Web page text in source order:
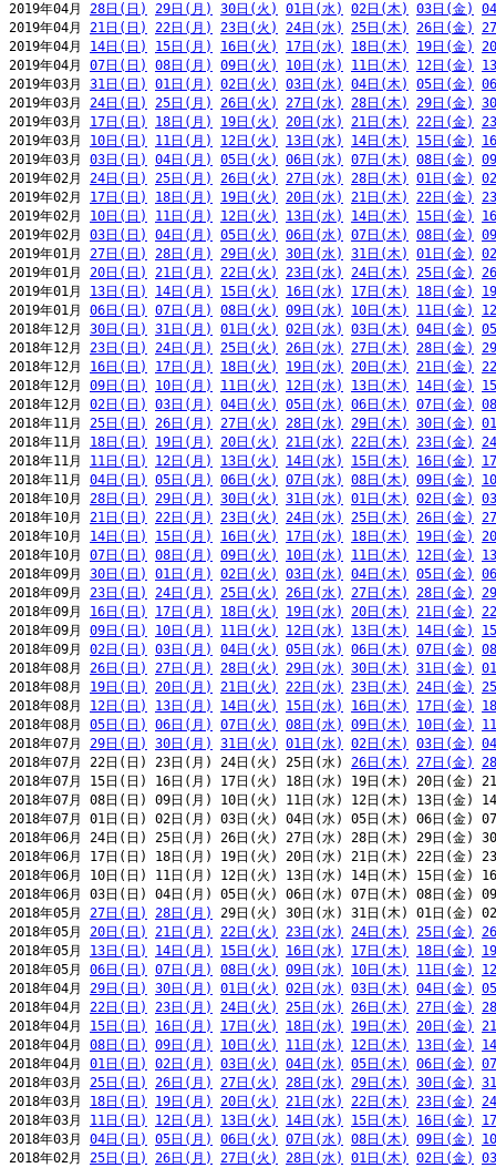
2019年04月 28日(日) 29日(月) 30日(火) 01日(水) 02日(木) 03日(金)
2019年04月 21日(日) 22日(月) 23日(火) 24日(水) 25日(木) 26日(金)
2019年04月 14日(日) 15日(月) 16日(火) 17日(水) 18日(木) 19日(金)
2019年04月 07日(日) 08日(月) 09日(火) 10日(水) 11日(木) 12日(金)
2019年03月 31日(日) 01日(月) 02日(火) 03日(水) 04日(木) 05日(金)
2019年03月 24日(日) 25日(月) 26日(火) 27日(水) 28日(木) 29日(金)
2019年03月 17日(日) 18日(月) 19日(火) 20日(水) 21日(木) 22日(金)
2019年03月 10日(日) 11日(月) 12日(火) 13日(水) 14日(木) 15日(金)
2019年03月 03日(日) 04日(月) 05日(火) 06日(水) 07日(木) 08日(金)
2019年02月 24日(日) 25日(月) 26日(火) 27日(水) 28日(木) 01日(金)
2019年02月 17日(日) 18日(月) 19日(火) 20日(水) 21日(木) 22日(金)
2019年02月 10日(日) 11日(月) 12日(火) 13日(水) 14日(木) 15日(金)
2019年02月 03日(日) 04日(月) 05日(火) 06日(水) 07日(木) 08日(金)
2019年01月 27日(日) 28日(月) 29日(火) 30日(水) 31日(木) 01日(金)
2019年01月 20日(日) 21日(月) 22日(火) 23日(水) 24日(木) 25日(金)
2019年01月 13日(日) 14日(月) 15日(火) 16日(水) 17日(木) 18日(金)
2019年01月 06日(日) 07日(月) 08日(火) 09日(水) 10日(木) 11日(金)
2018年12月 30日(日) 31日(月) 01日(火) 02日(水) 03日(木) 04日(金)
2018年12月 23日(日) 24日(月) 25日(火) 26日(水) 27日(木) 28日(金)
2018年12月 16日(日) 17日(月) 18日(火) 19日(水) 20日(木) 21日(金)
2018年12月 09日(日) 10日(月) 11日(火) 12日(水) 13日(木) 14日(金)
2018年12月 02日(日) 03日(月) 04日(火) 05日(水) 06日(木) 07日(金)
2018年11月 25日(日) 26日(月) 27日(火) 28日(水) 29日(木) 30日(金)
2018年11月 18日(日) 19日(月) 20日(火) 21日(水) 22日(木) 23日(金)
2018年11月 11日(日) 12日(月) 13日(火) 14日(水) 15日(木) 16日(金)
2018年11月 04日(日) 05日(月) 06日(火) 07日(水) 08日(木) 09日(金)
2018年10月 28日(日) 29日(月) 30日(火) 31日(水) 01日(木) 02日(金)
2018年10月 21日(日) 22日(月) 23日(火) 24日(水) 25日(木) 26日(金)
2018年10月 14日(日) 15日(月) 16日(火) 17日(水) 18日(木) 19日(金)
2018年10月 07日(日) 08日(月) 09日(火) 10日(水) 11日(木) 12日(金)
2018年09月 30日(日) 01日(月) 02日(火) 03日(水) 04日(木) 05日(金)
2018年09月 23日(日) 24日(月) 25日(火) 26日(水) 27日(木) 28日(金)
2018年09月 16日(日) 17日(月) 18日(火) 19日(水) 20日(木) 21日(金)
2018年09月 09日(日) 10日(月) 11日(火) 12日(水) 13日(木) 14日(金)
2018年09月 02日(日) 03日(月) 04日(火) 05日(水) 06日(木) 07日(金)
2018年08月 26日(日) 27日(月) 28日(火) 29日(水) 30日(木) 31日(金)
2018年08月 19日(日) 20日(月) 21日(火) 22日(水) 23日(木) 24日(金)
2018年08月 12日(日) 13日(月) 14日(火) 15日(水) 16日(木) 17日(金)
2018年08月 05日(日) 06日(月) 07日(火) 08日(水) 09日(木) 10日(金)
2018年07月 29日(日) 30日(月) 31日(火) 01日(水) 02日(木) 03日(金)
2018年07月 22日(日) 23日(月) 24日(火) 25日(水) 26日(木) 27日(金)
2018年07月 15日(日) 16日(月) 17日(火) 18日(水) 19日(木) 20日(金)
2018年07月 08日(日) 09日(月) 10日(火) 11日(水) 12日(木) 13日(金)
2018年07月 01日(日) 02日(月) 03日(火) 04日(水) 05日(木) 06日(金)
2018年06月 24日(日) 25日(月) 26日(火) 27日(水) 28日(木) 29日(金)
2018年06月 17日(日) 18日(月) 19日(火) 20日(水) 21日(木) 22日(金)
2018年06月 10日(日) 11日(月) 12日(火) 13日(水) 14日(木) 15日(金)
2018年06月 03日(日) 04日(月) 05日(火) 06日(水) 07日(木) 08日(金)
2018年05月 27日(日) 28日(月)
29日(火) 30日(水) 31日(木) 01日(金)
2018年05月 20日(日) 21日(月) 22日(火) 23日(水) 24日(木) 25日(金)
2018年05月 13日(日) 14日(月) 15日(火) 16日(水) 17日(木) 18日(金)
2018年05月 06日(日) 07日(月) 08日(火) 09日(水) 10日(木) 11日(金)
2018年04月 29日(日) 30日(月) 01日(火) 02日(水) 03日(木) 04日(金)
2018年04月 22日(日) 23日(月) 24日(火) 25日(水) 26日(木) 27日(金)
2018年04月 15日(日) 16日(月) 17日(火) 18日(水) 19日(木) 20日(金)
2018年04月 08日(日) 09日(月) 10日(火) 11日(水) 12日(木) 13日(金)
2018年04月 01日(日) 02日(月) 03日(火) 04日(水) 05日(木) 06日(金)
2018年03月 25日(日) 26日(月) 27日(火) 28日(水) 29日(木) 30日(金)
2018年03月 18日(日) 19日(月) 20日(火) 21日(水) 22日(木) 23日(金)
2018年03月 11日(日) 12日(月) 13日(火) 14日(水) 15日(木) 16日(金)
2018年03月 04日(日) 05日(月) 06日(火) 07日(水) 08日(木) 09日(金)
2018年02月 25日(日) 26日(月) 27日(火) 28日(水) 01日(木) 02日(金)